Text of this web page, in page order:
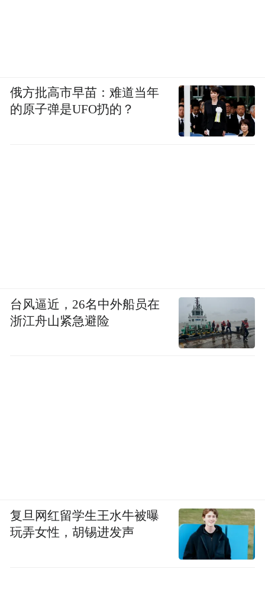
俄方批高市早苗：难道当年
的原子弹是UFO扔的？
台风逼近，26名中外船员在
浙江舟山紧急避险
复旦网红留学生王水牛被曝
玩弄女性，胡锡进发声